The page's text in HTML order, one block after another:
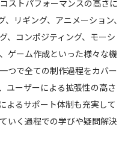
ストパフォーマンスの高さに
リギング、アニメーション、
、コンポジティング、モーシ
ゲーム作成といった様々な機
つで全ての制作過程をカバー
ユーザーによる拡張性の高さ
よるサポート体制も充実して
いく過程での学びや疑問解決